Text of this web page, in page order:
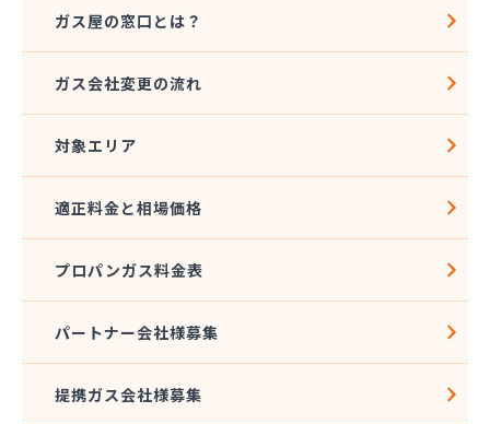
吉武産業株式会社
宮本利一プロパン店
橋口商店
玉名LPガス保安センター
玉名プロパン販売所
玉名団地プロパン株式会社
熊本ガス開発株式会社
熊本クミアイプロパン株式会社
熊本クミアイプロパン株式会社 城北配送センター
熊本県LPガス協会（一般社団法人）お客様相談所
ガス屋の窓口とは？
ガス会社変更の流れ
対象エリア
適正料金と相場価格
プロパンガス料金表
パートナー会社様募集
提携ガス会社様募集